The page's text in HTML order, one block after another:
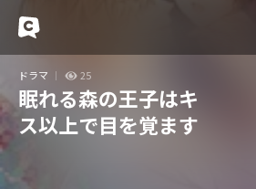
ドラマ 25
眠れる森の王子はキ
ス以上で目を覚ます